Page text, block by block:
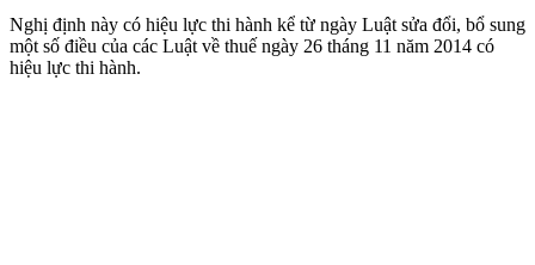
Nghị định này có hiệu lực thi hành kể từ ngày Luật sửa đổi, bổ sung
một số điều của các Luật về thuế ngày 26 tháng 11 năm 2014 có
hiệu lực thi hành.